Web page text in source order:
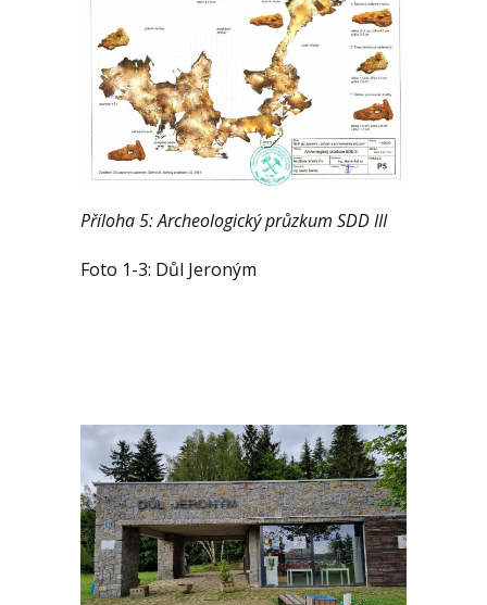
Příloha 5: Archeologický průzkum SDD III
Foto 1-3: Důl Jeroným